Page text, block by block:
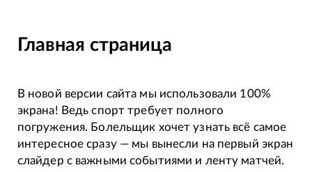
Главная страница
В новой версии сайта мы использовали 100%
экрана! Ведь спорт требует полного
погружения. Болельщик хочет узнать всё самое
интересное сразу — мы вынесли на первый экран
слайдер с важными событиями и ленту матчей.